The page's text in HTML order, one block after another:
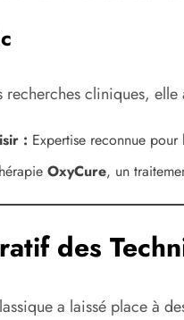
recherches cliniques,
: Expertise reconnue pour
OxyCure, un
des
a laissé place à